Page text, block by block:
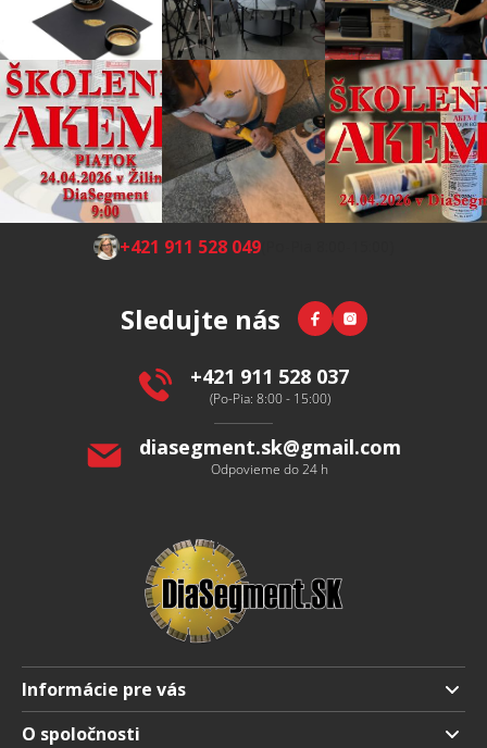
Z +421 911 528 049(Po-Pia 8:00-15:00)
Sledujte nás Facebook
Instagram
+421 911 528 037
(Po-Pia: 8:00 - 15:00)
diasegment.sk@gmail.com
Odpovieme do 24 h
Informácie pre vás
Doprava a platba
O spoločnosti